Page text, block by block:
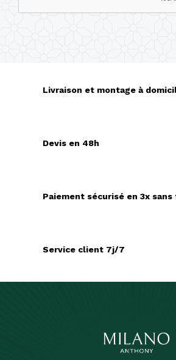
Livraison et montage à
Devis en 48h
Paiement sécurisé en 3x sans
Service client 7j/7